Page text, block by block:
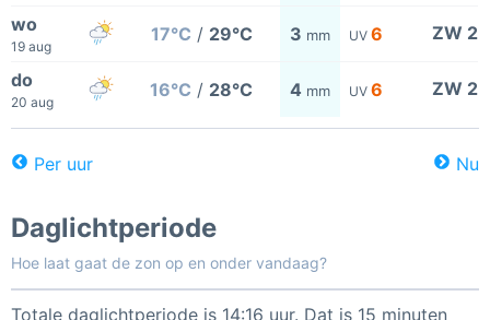
wo
19 aug
17°C / 29°C 3 mm UV 6 ZW 2
do
20 aug
16°C / 28°C 4 mm UV 6 ZW 2
Per uur Nu
Daglichtperiode
Hoe laat gaat de zon op en onder vandaag?
Totale daglichtperiode is 14:16 uur. Dat is 15 minuten